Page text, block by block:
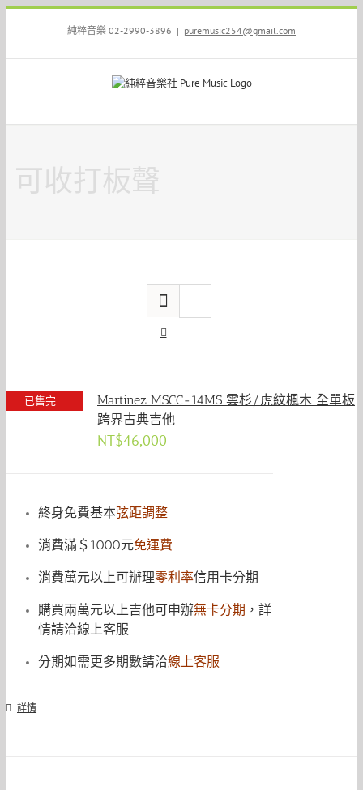
Skip
純粹音樂 02-2990-3896 | puremusic254@gmail.com
可收打板聲
已售完
Martinez MSCC-14MS 雲杉/虎紋楓木 全單板
跨界古典吉他
NT$46,000
終身免費基本弦距調整
消費滿＄1000元免運費
消費萬元以上可辦理零利率信用卡分期
購買兩萬元以上吉他可申辦無卡分期 ，詳
情請洽線上客服
分期如需更多期數請洽線上客服
詳情